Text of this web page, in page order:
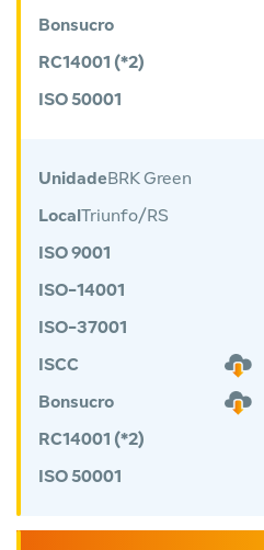
Bonsucro
RC14001 (*2)
ISO 50001
Unidade BRK Green
Local Triunfo/RS
ISO 9001
ISO-14001
ISO-37001
ISCC
Bonsucro
RC14001 (*2)
ISO 50001